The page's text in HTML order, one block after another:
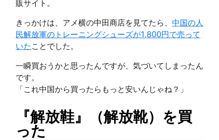
販サイト。
きっかけは、アメ横の中田商店を見てたら、 中国の人
民解放軍のトレーニングシューズが1,800円で売って
いた ことでした。
一瞬買おうかと思ったんですが、気づいてしまったん
です。
「これ中国から買ったらもっと安いんじゃね？」
『解放鞋』（解放靴）を買
った